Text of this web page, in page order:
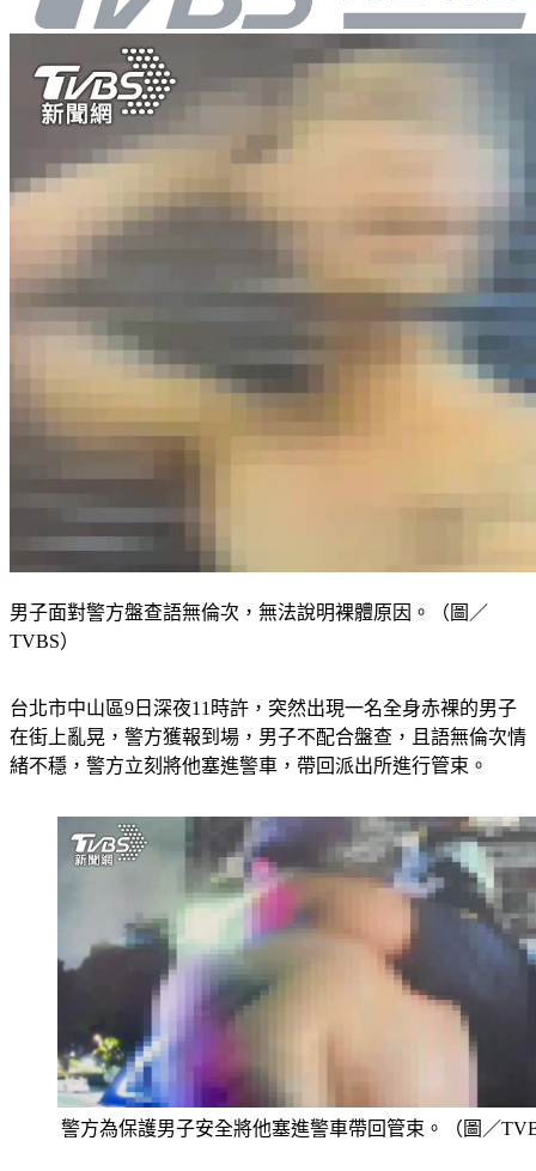
男子面對警方盤查語無倫次，無法說明裸體原因。（圖／
TVBS）
台北市中山區9日深夜11時許，突然出現一名全身赤裸的男子
在街上亂晃，警方獲報到場，男子不配合盤查，且語無倫次情
緒不穩，警方立刻將他塞進警車，帶回派出所進行管束。
警方為保護男子安全將他塞進警車帶回管束。（圖／